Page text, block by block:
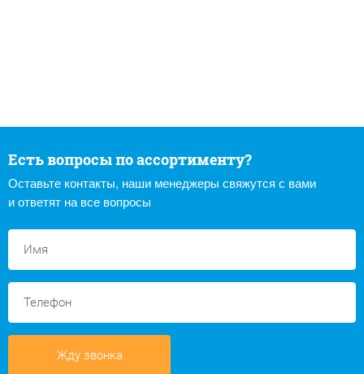
Есть вопросы по ассортименту?
Оставьте контакты, наши менеджеры свяжутся с вами
и ответят на все вопросы
Жду звонка